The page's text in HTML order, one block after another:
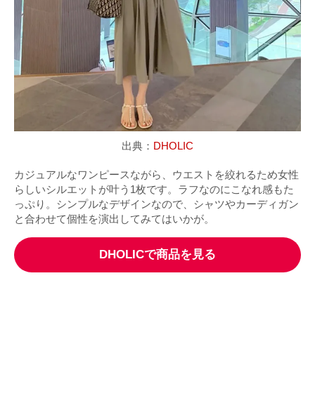
出典： DHOLIC
カジュアルなワンピースながら、ウエストを絞れるため女性
らしいシルエットが叶う1枚です。ラフなのにこなれ感もた
っぷり。シンプルなデザインなので、シャツやカーディガン
と合わせて個性を演出してみてはいかが。
DHOLICで商品を見る